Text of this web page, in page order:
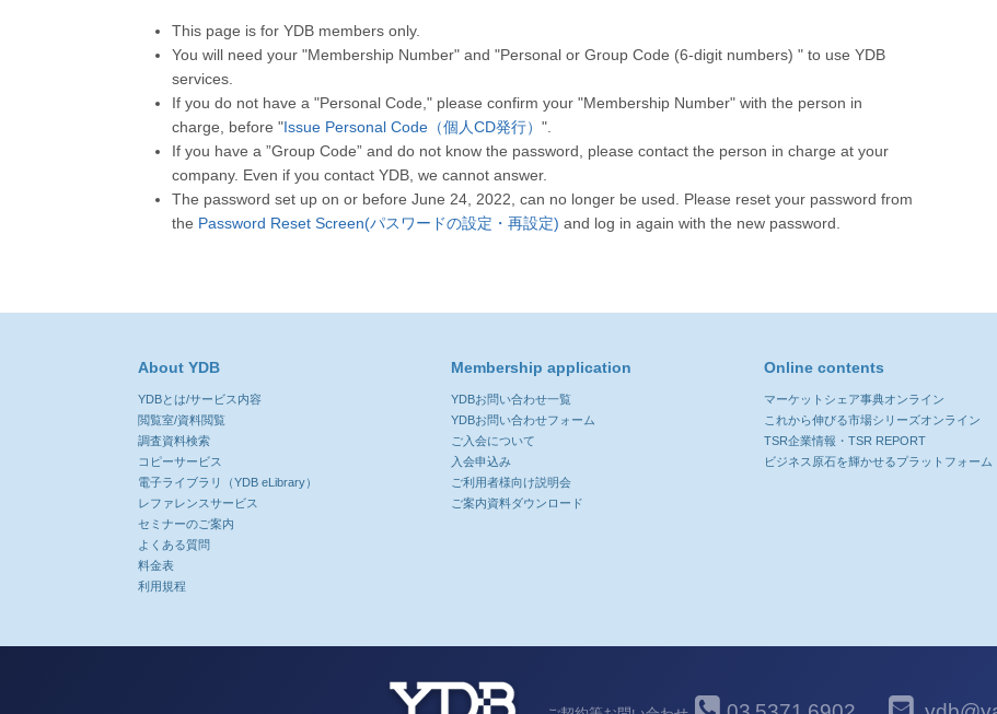
This page is for YDB members only.
You will need your "Membership Number" and "Personal or Group Code (6-digit numbers) " to use YDB
services.
If you do not have a "Personal Code," please confirm your "Membership Number" with the person in
charge, before "Issue Personal Code（個人CD発行） ".
If you have a ”Group Code” and do not know the password, please contact the person in charge at your
company. Even if you contact YDB, we cannot answer.
The password set up on or before June 24, 2022, can no longer be used. Please reset your password from
the Password Reset Screen(パスワードの設定・再設定) and log in again with the new password.
About YDB
YDBとは/サービス内容
閲覧室/資料閲覧
調査資料検索
コピーサービス
電子ライブラリ（YDB eLibrary）
レファレンスサービス
セミナーのご案内
よくある質問
料金表
利用規程
Membership application
YDBお問い合わせ一覧
YDBお問い合わせフォーム
ご入会について
入会申込み
ご利用者様向け説明会
ご案内資料ダウンロード
Online contents
マーケットシェア事典オンライン
これから伸びる市場シリーズオンライン
TSR企業情報・TSR REPORT
ビジネス原石を輝かせるプラットフォーム